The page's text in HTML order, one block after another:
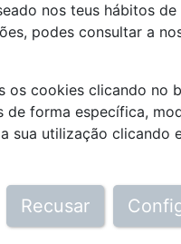
nos teus hábitos de
podes consultar a
os cookies clicando no
de forma específica,
sua utilização clicando
Recusar